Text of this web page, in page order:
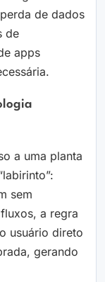
de dados
de
apps
a uma planta
sem
a regra
usuário direto
gerando